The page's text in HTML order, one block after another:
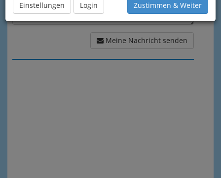
Einstellungen Login Zustimmen & Weiter
Meine Nachricht senden